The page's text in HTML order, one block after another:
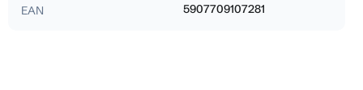
EAN
5907709107281